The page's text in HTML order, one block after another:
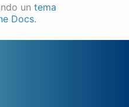
un tema
Docs.